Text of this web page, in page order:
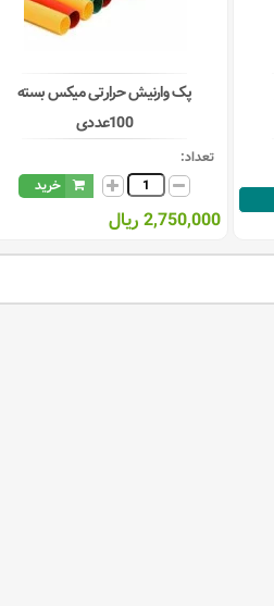
پک وارنیش حرارتی میکس بسته
100عددی
تعداد:
خرید
2,750,000 ریال